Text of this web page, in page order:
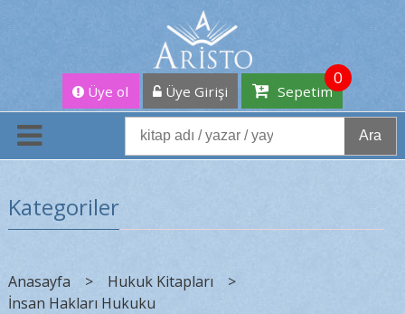
Üye ol Üye Girişi Sepetim
0
Ara
Kategoriler
Anasayfa > Hukuk Kitapları
>
İnsan Hakları Hukuku